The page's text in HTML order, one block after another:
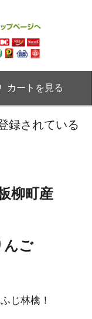
カートを見る
録されている
柳町産
んご
じ林檎！